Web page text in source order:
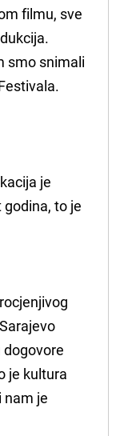
filmu, sve
smo snimali
je
to je
je kultura
nam je